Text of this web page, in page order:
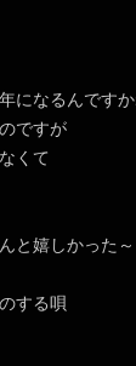
になるんですか
ですが
くて
と嬉しかった
する唄